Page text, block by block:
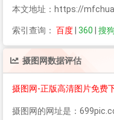
本文地址：https://
索引查询： 百度 360 搜狗
摄图网数据评估
摄图网-正版高清图片免费
摄图网的网址是：